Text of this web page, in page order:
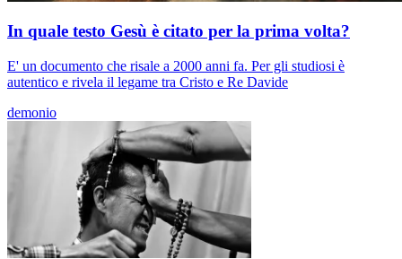
In quale testo Gesù è citato per la prima volta?
E' un documento che risale a 2000 anni fa. Per gli studiosi è
autentico e rivela il legame tra Cristo e Re Davide
demonio